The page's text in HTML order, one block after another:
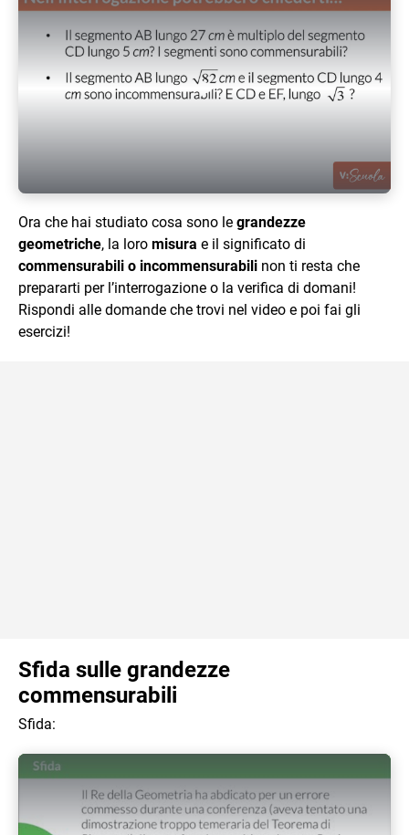
Play Video
Ora che hai studiato cosa sono le grandezze
geometriche, la loro misura e il significato di
commensurabili o incommensurabili non ti resta che
prepararti per l’interrogazione o la verifica di domani!
Rispondi alle domande che trovi nel video e poi fai gli
esercizi!
Sfida sulle grandezze
commensurabili
Sfida: